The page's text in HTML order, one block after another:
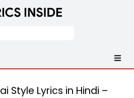
Style Lyrics in Hindi –